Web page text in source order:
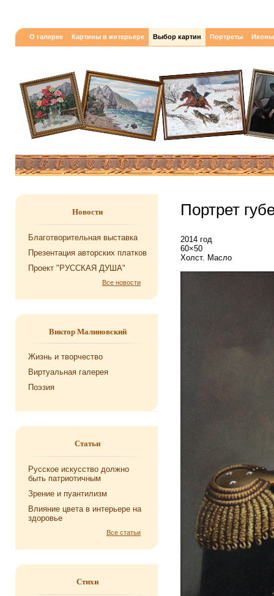
О галерее Картины в интерьере Выбор картин Портреты Иконы
Новости
Благотворительная выставка
Презентация авторских платков
Проект "РУССКАЯ ДУША"
Все новости
Виктор Малиновский
Жизнь и творчество
Виртуальная галерея
Поэзия
Статьи
Русское искусство должно
быть патриотичным
Зрение и пуантилизм
Влияние цвета в интерьере на
здоровье
Все статьи
Стихи
Портрет
2014 год
60×50
Холст. Масло